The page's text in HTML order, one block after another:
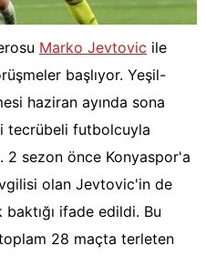
Marko Jevtovic ile
başlıyor. Yeşil-
haziran ayında sona
tecrübeli futbolcuyla
2 sezon önce Konyaspor'a
olan Jevtovic'in de
ifade edildi. Bu
28 maçta terleten